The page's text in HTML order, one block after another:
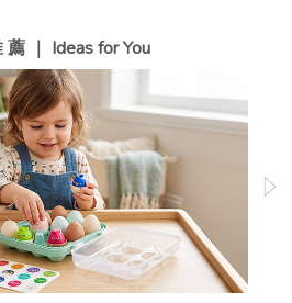
薦 ｜ Ideas for You